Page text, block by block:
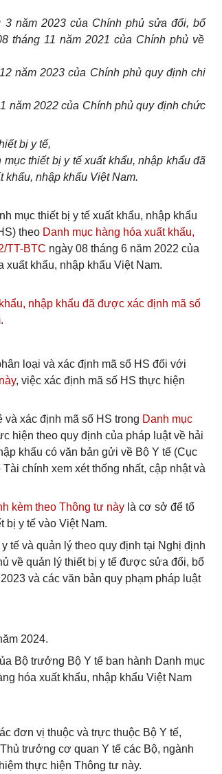
3 năm 2023 của Chính phủ sửa đổi, bổ
tháng 11 năm 2021 của Chính phủ về
năm 2023 của Chính phủ quy định chi
năm 2022 của Chính phủ quy định chức
bị y tế,
thiết bị y tế xuất khẩu, nhập khẩu đã
khẩu, nhập khẩu Việt Nam.
mục thiết bị y tế xuất khẩu, nhập khẩu
theo Danh mục hàng hóa xuất khẩu,
TT-BTC ngày 08 tháng 6 năm 2022 của
khẩu, nhập khẩu Việt Nam.
nhập khẩu đã được xác định mã số
.
loại và xác định mã số HS đối với
, việc xác định mã số HS thực hiện
xác định mã số HS trong Danh mục
hiện theo quy định của pháp luật về hải
khẩu có văn bản gửi về Bộ Y tế (Cục
chính xem xét thống nhất, cập nhật và
kèm theo Thông tư này là cơ sở để tổ
bị y tế vào Việt Nam.
tế và quản lý theo quy định tại Nghị định
về quản lý thiết bị y tế được sửa đổi, bổ
và các văn bản quy phạm pháp luật
2024.
Bộ trưởng Bộ Y tế ban hành Danh mục
hóa xuất khẩu, nhập khẩu Việt Nam
đơn vị thuộc và trực thuộc Bộ Y tế,
trưởng cơ quan Y tế các Bộ, ngành
thực hiện Thông tư này.